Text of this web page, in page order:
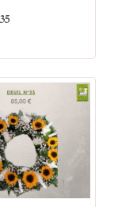
en